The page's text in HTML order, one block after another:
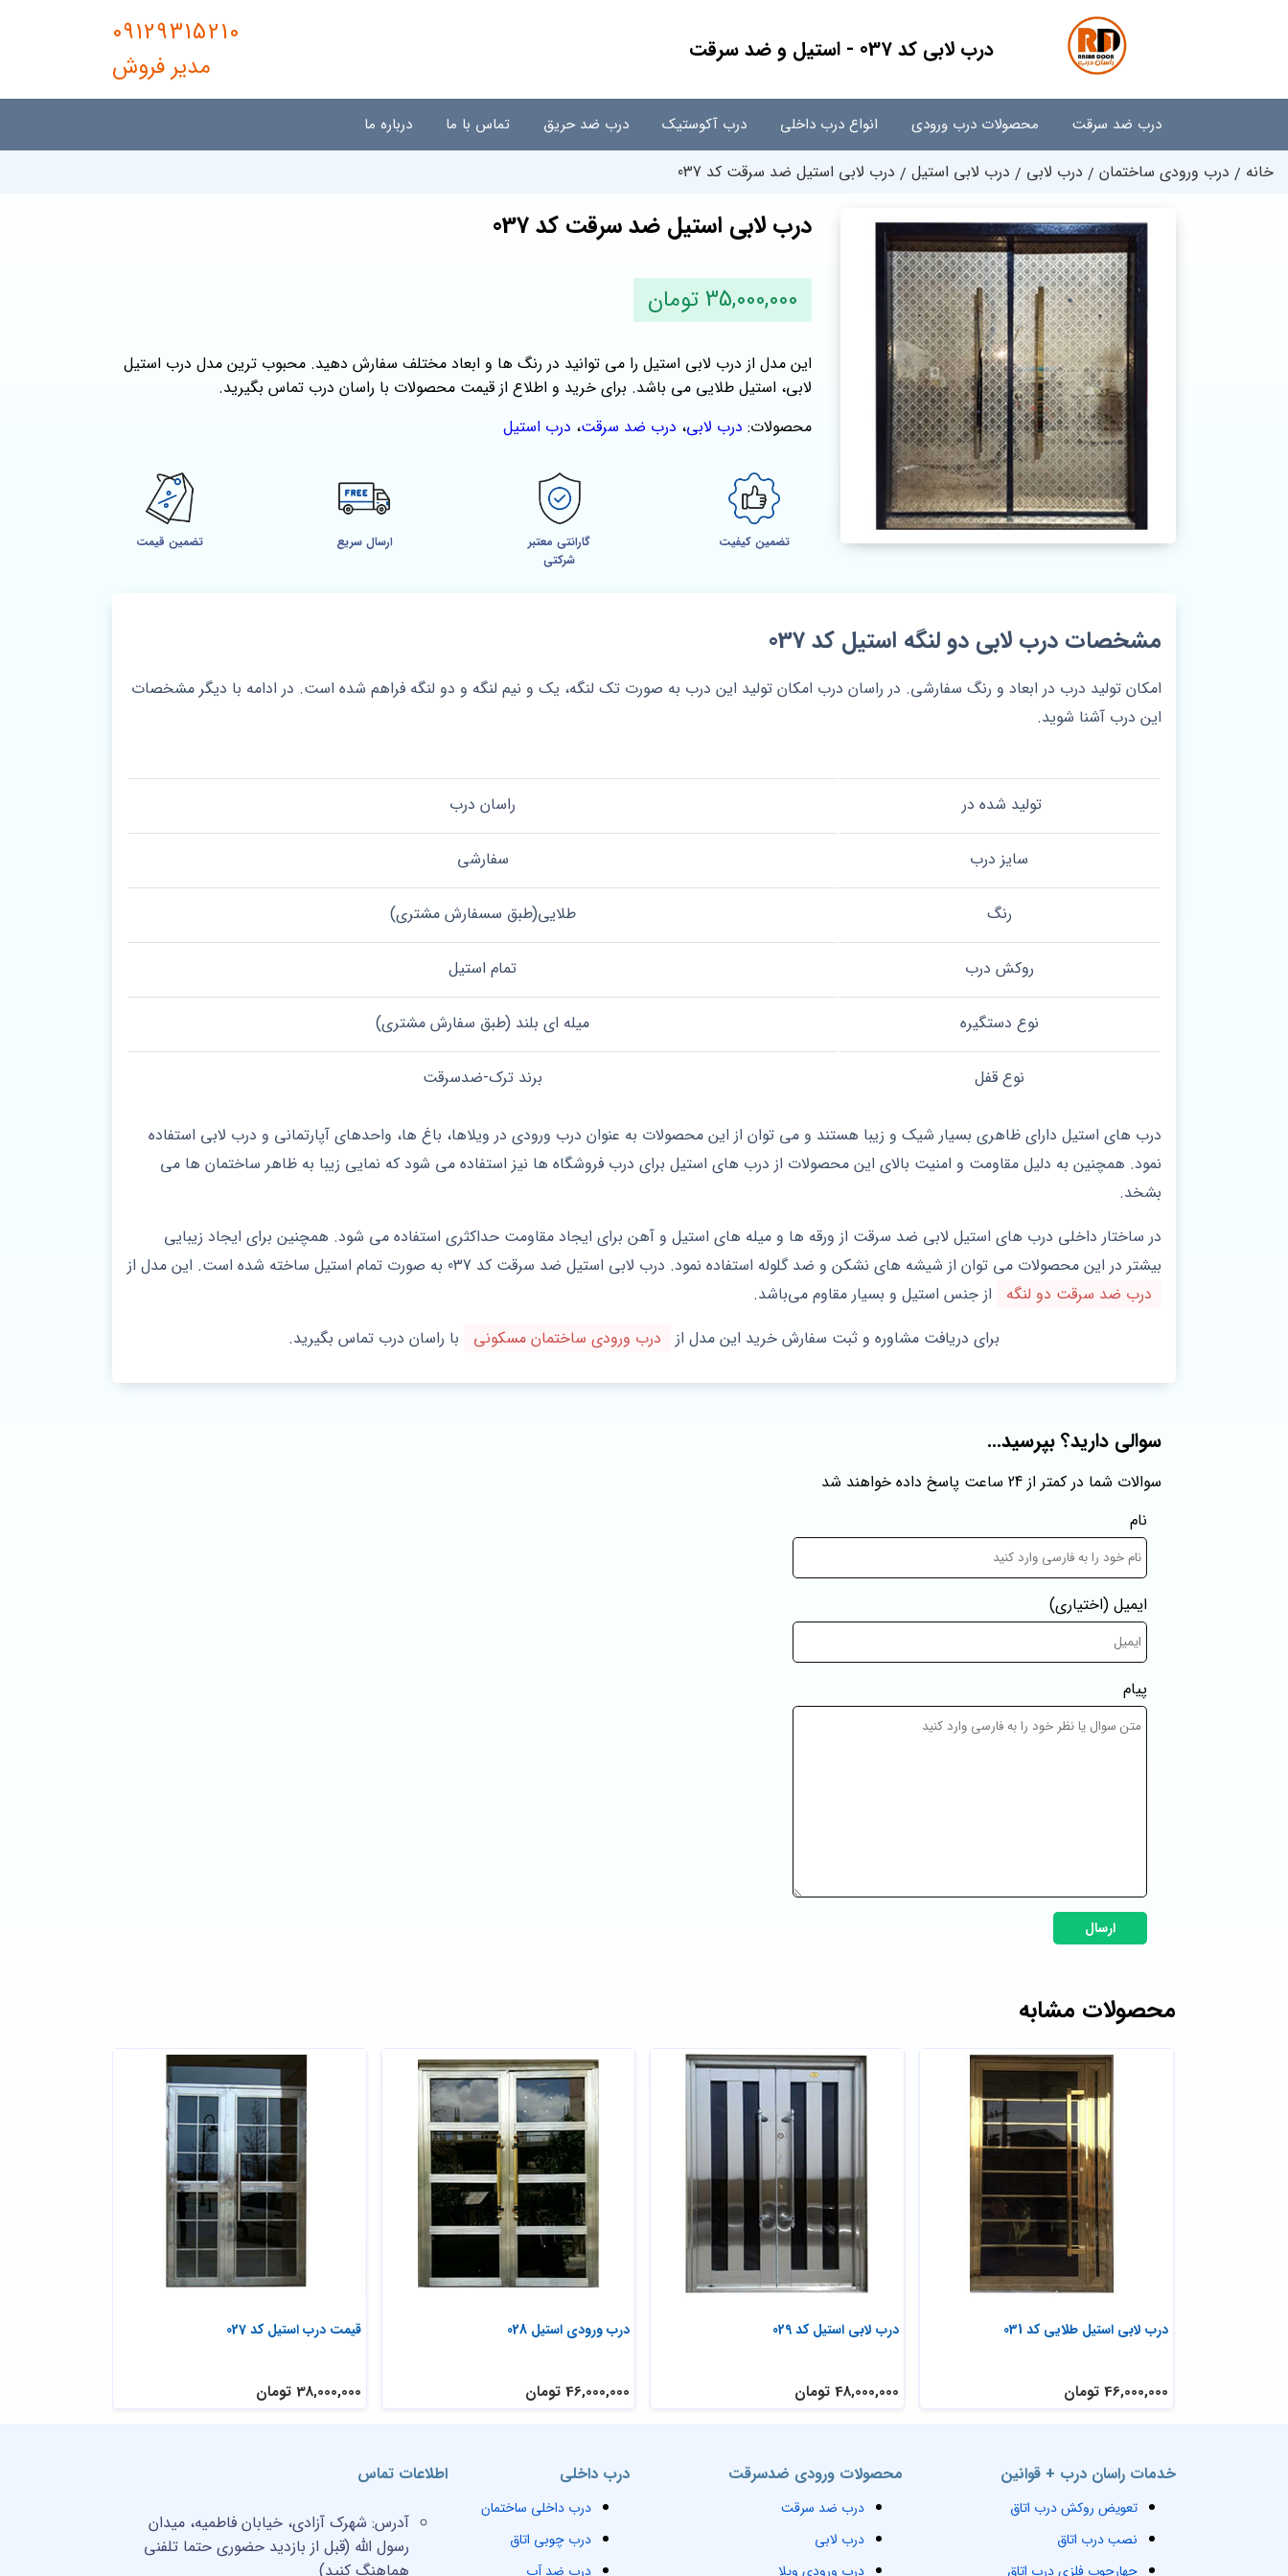
درب لابی کد 037 - استیل و ضد سرقت
09129315210
مدیر فروش
درب ضد سرقت محصولات درب ورودی انواع درب داخلی درب آکوستیک درب ضد حریق تماس با ما درباره ما
خانه درب ورودی ساختمان درب لابی درب لابی استیل درب لابی استیل ضد سرقت کد 037
درب لابی استیل ضد سرقت کد 037
35,000,000 تومان
این مدل از درب لابی استیل را می توانید در رنگ ها و ابعاد مختلف سفارش دهید. محبوب ترین مدل درب استیل
لابی، استیل طلایی می باشد. برای خرید و اطلاع از قیمت محصولات با راسان درب تماس بگیرید.
محصولات: درب لابی، درب ضد سرقت، درب استیل
تضمین کیفیت
گارانتی معتبر
شرکتی
ارسال سریع تضمین قیمت
مشخصات درب لابی دو لنگه استیل کد 037
امکان تولید درب در ابعاد و رنگ سفارشی. در راسان درب امکان تولید این درب به صورت تک لنگه، یک و نیم لنگه و دو لنگه فراهم شده است. در ادامه با دیگر مشخصات
این درب آشنا شوید.
تولید شده در راسان درب
سایز درب سفارشی
رنگ طلایی(طبق سسفارش مشتری)
روکش درب تمام استیل
نوع دستگیره میله ای بلند (طبق سفارش مشتری)
نوع قفل برند ترک-ضدسرقت
درب های استیل دارای ظاهری بسیار شیک و زیبا هستند و می توان از این محصولات به عنوان درب ورودی در ویلاها، باغ ها، واحدهای آپارتمانی و درب لابی استفاده
نمود. همچنین به دلیل مقاومت و امنیت بالای این محصولات از درب های استیل برای درب فروشگاه ها نیز استفاده می شود که نمایی زیبا به ظاهر ساختمان ها می
بشخد.
در ساختار داخلی درب های استیل لابی ضد سرقت از ورقه ها و میله های استیل و آهن برای ایجاد مقاومت حداکثری استفاده می شود. همچنین برای ایجاد زیبایی
بیشتر در این محصولات می توان از شیشه های نشکن و ضد گلوله استفاده نمود. درب لابی استیل ضد سرقت کد 037 به صورت تمام استیل ساخته شده است. این مدل از
درب ضد سرقت دو لنگه
از جنس استیل و بسیار مقاوم می‌باشد.
برای دریافت مشاوره و ثبت سفارش خرید این مدل از
درب ورودی ساختمان مسکونی با راسان درب تماس بگیرید.
سوالی دارید؟ بپرسید...
سوالات شما در کمتر از 24 ساعت پاسخ داده خواهند شد
نام
ایمیل (اختیاری)
پیام
ارسال
محصولات مشابه
قیمت درب استیل کد 027
38,000,000 تومان
درب ورودی استیل 028
46,000,000 تومان
درب لابی استیل کد 029
48,000,000 تومان
درب لابی استیل طلایی کد 031
46,000,000 تومان
خدمات راسان درب + قوانین
تعویض روکش درب اتاق
نصب درب اتاق
چهارچوب فلزی درب اتاق
محصولات ورودی ضدسرقت
درب ضد سرقت
درب لابی
درب ورودی ویلا
درب داخلی
درب داخلی ساختمان
درب چوبی اتاق
درب ضد آب
اطلاعات تماس
آدرس: شهرک آزادی، خیابان فاطمیه، میدان
رسول الله (قبل از بازدید حضوری حتما تلفنی
هماهنگ کنید)